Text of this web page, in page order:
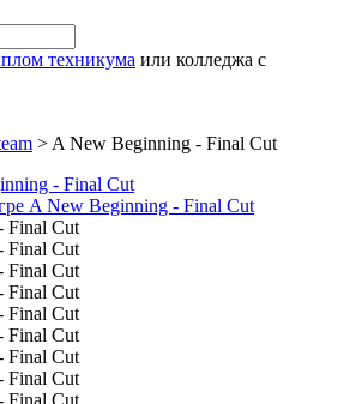
техникума или колледжа с
> A New Beginning - Final Cut
A New Beginning - Final Cut